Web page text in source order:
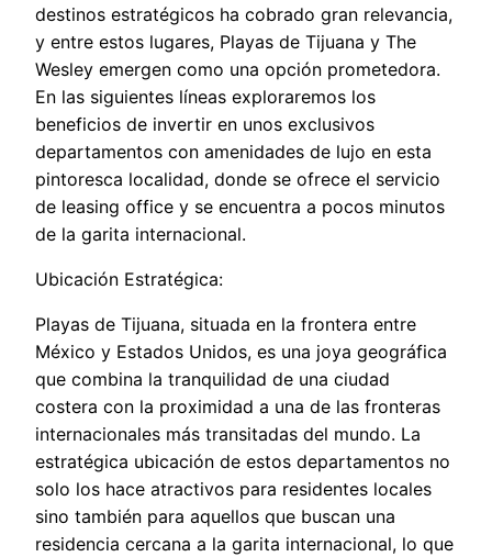
destinos estratégicos ha cobrado gran relevancia,
y entre estos lugares, Playas de Tijuana y The
Wesley emergen como una opción prometedora.
En las siguientes líneas exploraremos los
beneficios de invertir en unos exclusivos
departamentos con amenidades de lujo en esta
pintoresca localidad, donde se ofrece el servicio
de leasing office y se encuentra a pocos minutos
de la garita internacional.
Ubicación Estratégica:
Playas de Tijuana, situada en la frontera entre
México y Estados Unidos, es una joya geográfica
que combina la tranquilidad de una ciudad
costera con la proximidad a una de las fronteras
internacionales más transitadas del mundo. La
estratégica ubicación de estos departamentos no
solo los hace atractivos para residentes locales
sino también para aquellos que buscan una
residencia cercana a la garita internacional, lo que